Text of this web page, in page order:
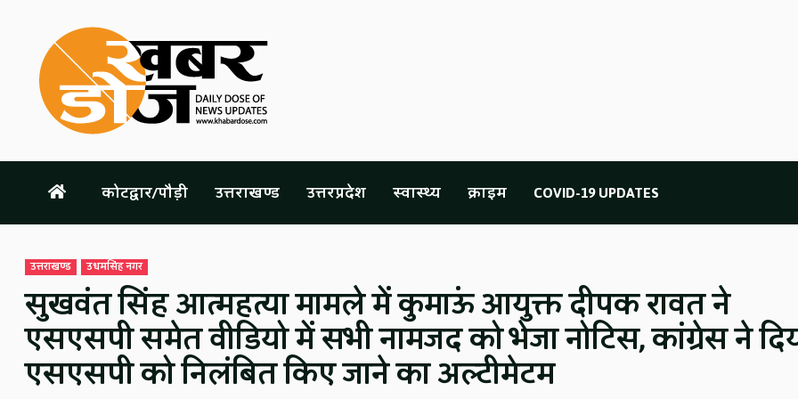
content
कोटद्वार/पौड़ी उत्तराखण्ड उत्तरप्रदेश स्वास्थ्य क्राइम COVID-19 UPDATES
उत्तराखण्ड उधमसिंह नगर
सुखवंत सिंह आत्महत्या मामले में कुमाऊं आयुक्त दीपक रावत ने
एसएसपी समेत वीडियो में सभी नामजद को भेजा नोटिस, कांग्रेस ने
एसएसपी को निलंबित किए जाने का अल्टीमेटम